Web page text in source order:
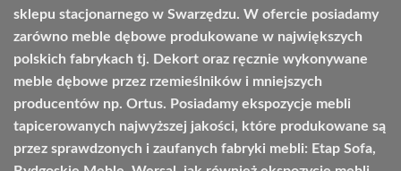
sklepu stacjonarnego w Swarzędzu. W ofercie posiadamy
zarówno meble dębowe produkowane w największych
polskich fabrykach tj. Dekort oraz ręcznie wykonywane
meble dębowe przez rzemieślników i mniejszych
producentów np. Ortus. Posiadamy ekspozycje mebli
tapicerowanych najwyższej jakości, które produkowane są
przez sprawdzonych i zaufanych fabryki mebli: Etap Sofa,